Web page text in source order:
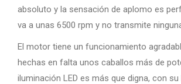
absoluto y la sensación de aplomo es
va a unas 6500 rpm y no transmite
El motor tiene un funcionamiento
hechas en falta unos caballos más de
iluminación LED es más que digna, con